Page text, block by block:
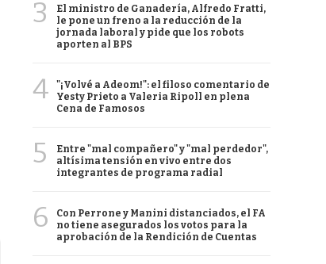
3
El ministro de Ganadería, Alfredo Fratti,
le pone un freno a la reducción de la
jornada laboral y pide que los robots
aporten al BPS
4
"¡Volvé a Adeom!": el filoso comentario de
Yesty Prieto a Valeria Ripoll en plena
Cena de Famosos
5
Entre "mal compañero" y "mal perdedor",
altísima tensión en vivo entre dos
integrantes de programa radial
6
Con Perrone y Manini distanciados, el FA
no tiene asegurados los votos para la
aprobación de la Rendición de Cuentas